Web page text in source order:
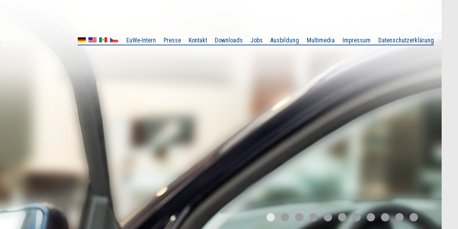
•••••••••••
EuWe-Intern Presse Kontakt Downloads Jobs Ausbildung Multimedia Impressum Datenschutzerklärung